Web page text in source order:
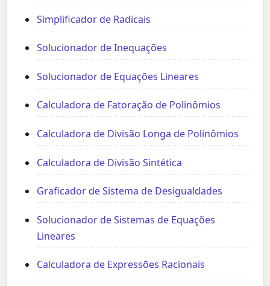
Simplificador de Radicais
Solucionador de Inequações
Solucionador de Equações Lineares
Calculadora de Fatoração de Polinômios
Calculadora de Divisão Longa de Polinômios
Calculadora de Divisão Sintética
Graficador de Sistema de Desigualdades
Solucionador de Sistemas de Equações
Lineares
Calculadora de Expressões Racionais